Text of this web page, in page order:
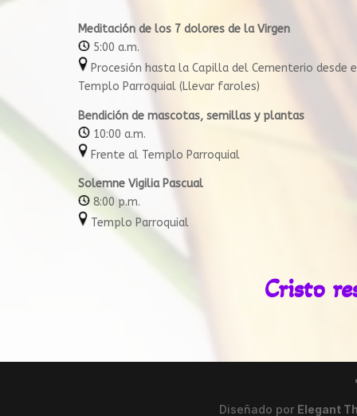
Meditación de los 7 dolores de la Virgen
5:00 a.m.
Procesión hasta la Capilla del Cementerio desde
Templo Parroquial (Llevar faroles)
Bendición de mascotas, semillas y plantas
10:00 a.m.
Frente al Templo Parroquial
Solemne Vigilia Pascual
8:00 p.m.
Templo Parroquial
Cristo
Diseñado por Elegant